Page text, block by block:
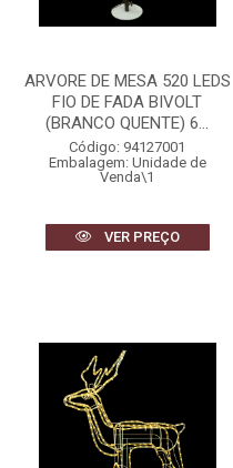
ARVORE DE MESA 520 LEDS
FIO DE FADA BIVOLT
(BRANCO QUENTE) 6...
Código: 94127001
Embalagem: Unidade de
Venda\1
VER PREÇO